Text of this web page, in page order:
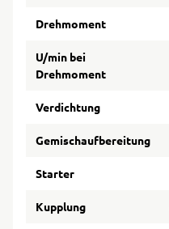
Drehmoment
U/min bei
Drehmoment
Verdichtung
Gemischaufbereitung
Starter
Kupplung